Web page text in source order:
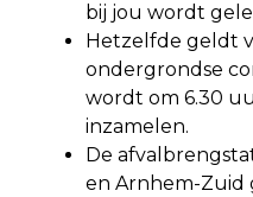
bij jou wordt
Hetzelfde geldt
ondergrondse
wordt om 6.30
inzamelen.
De
en Arnhem-Zuid